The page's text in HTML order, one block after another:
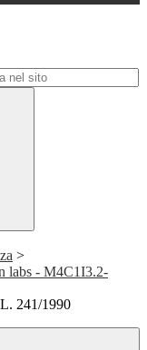
>
labs - M4C1I3.2-
241/1990